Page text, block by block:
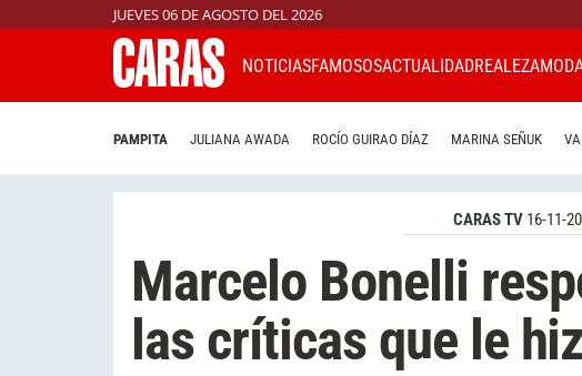
JUEVES 06 DE AGOSTO DEL 2026
NOTICIASFAMOSOSACTUALIDADREALEZA
PAMPITA JULIANA AWADA ROCÍO GUIRAO DÍAZ MARINA SEÑUK
CARAS TV 16-11-
Marcelo Bonelli
las críticas que le